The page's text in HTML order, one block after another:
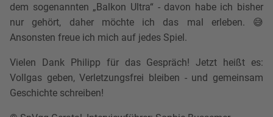
dem sogenannten „Balkon Ultra“ - davon habe ich bisher
nur gehört, daher möchte ich das mal erleben. 😅
Ansonsten freue ich mich auf jedes Spiel.
Vielen Dank Philipp für das Gespräch! Jetzt heißt es:
Vollgas geben, Verletzungsfrei bleiben - und gemeinsam
Geschichte schreiben!